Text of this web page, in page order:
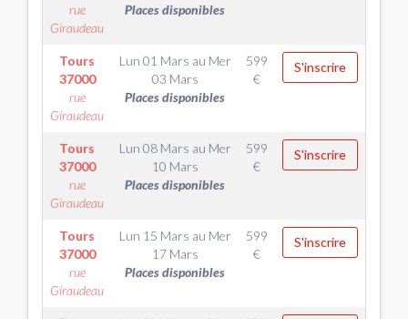
rue
Giraudeau
Places disponibles
Tours
37000
rue
Giraudeau
Lun 01 Mars au Mer
03 Mars
Places disponibles
599
€
S'inscrire
Tours
37000
rue
Giraudeau
Lun 08 Mars au Mer
10 Mars
Places disponibles
599
€
S'inscrire
Tours
37000
rue
Giraudeau
Lun 15 Mars au Mer
17 Mars
Places disponibles
599
€
S'inscrire